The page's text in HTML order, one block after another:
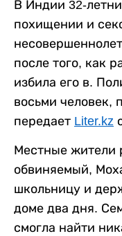
В Индии 32-
похищении и
после того, как
избила его в.
восьми человек,
передает Liter.kz
Местные жители
обвиняемый,
школьницу и
доме два дня.
смогла найти